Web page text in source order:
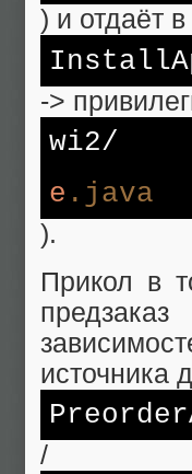
) и отдаёт
->
wi2/
e .java
).
Прикол в
источника
/